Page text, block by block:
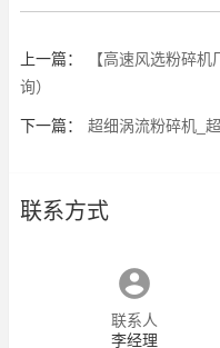
上一篇：
【高速风选粉碎
询）
下一篇： 超细涡流粉碎机_
联系方式
联系人
李经理